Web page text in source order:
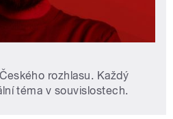
rozhlasu. Každý
téma v souvislostech.